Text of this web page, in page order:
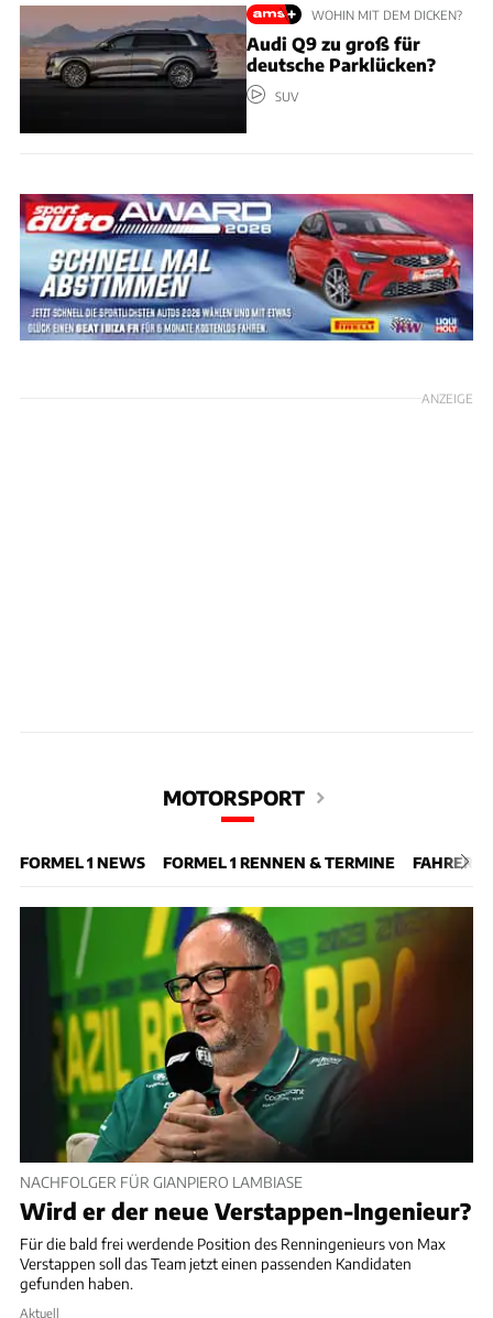
WOHIN MIT DEM DICKEN?
Audi Q9 zu groß für
deutsche Parklücken?
SUV
ANZEIGE
MOTORSPORT
FORMEL 1 NEWS FORMEL 1 RENNEN & TERMINE FAHRER
NACHFOLGER FÜR GIANPIERO LAMBIASE
Wird er der neue Verstappen-Ingenieur?
Für die bald frei werdende Position des Renningenieurs von Max
Verstappen soll das Team jetzt einen passenden Kandidaten
gefunden haben.
Aktuell